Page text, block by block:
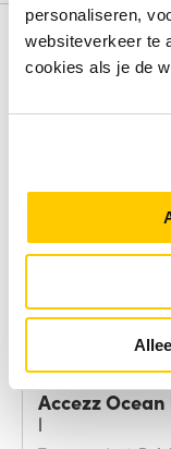
personaliseren,
websiteverkeer te
cookies als je de
Alternatieven
Accezz
|